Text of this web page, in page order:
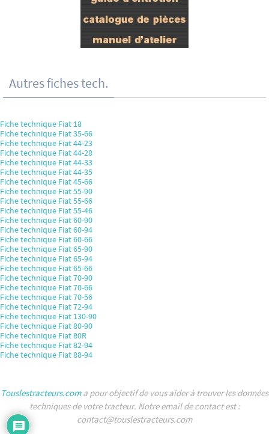
Autres fiches tech.
Fiche technique Fiat 18
Fiche technique Fiat 35-66
Fiche technique Fiat 44-23
Fiche technique Fiat 44-28
Fiche technique Fiat 44-33
Fiche technique Fiat 44-35
Fiche technique Fiat 45-66
Fiche technique Fiat 55-90
Fiche technique Fiat 55-66
Fiche technique Fiat 55-46
Fiche technique Fiat 60-90
Fiche technique Fiat 60-94
Fiche technique Fiat 60-66
Fiche technique Fiat 65-90
Fiche technique Fiat 65-94
Fiche technique Fiat 65-66
Fiche technique Fiat 70-90
Fiche technique Fiat 70-66
Fiche technique Fiat 70-56
Fiche technique Fiat 72-94
Fiche technique Fiat 130-90
Fiche technique Fiat 80-90
Fiche technique Fiat 80R
Fiche technique Fiat 82-94
Fiche technique Fiat 88-94
Touslestracteurs.coma pour objectif de vous aider à trouver les données
techniques de votre tracteur. Notre email de contact est :
contact@touslestracteurs.com